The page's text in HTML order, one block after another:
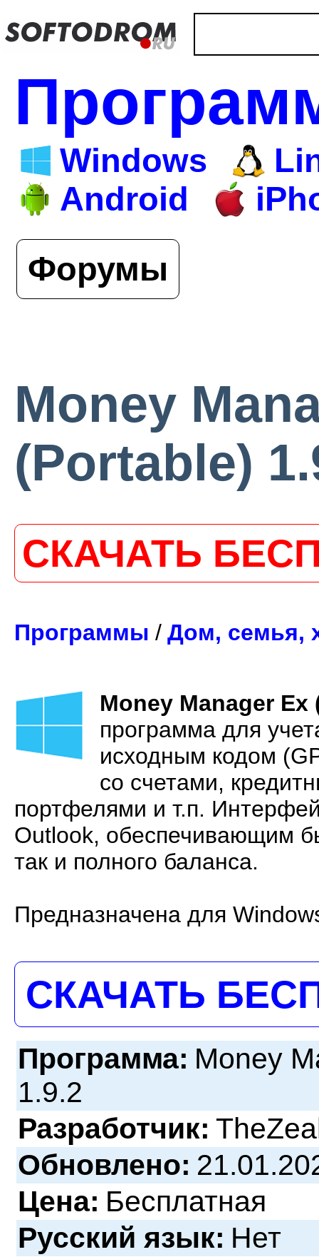
Windows
Android
Форумы
Money
(Portable)
СКАЧАТЬ
Программы / Дом, семья,
Money Manager Ex
программа для
исходным кодом
со счетами,
портфелями и т.п.
Outlook, обеспечивающим
так и полного баланса.
Предназначена для
СКАЧАТЬ
Программа: Money
1.9.2
Разработчик:
Обновлено:
Цена: Бесплатная
Русский язык: Нет